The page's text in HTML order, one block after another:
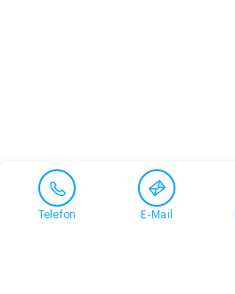
Telefon E-Mail